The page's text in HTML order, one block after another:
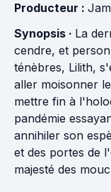
Producteur :
Synopsis · La
cendre, et
ténèbres, Lilith,
aller moisonner
mettre fin à
pandémie
annihiler son
et des portes de
majesté des